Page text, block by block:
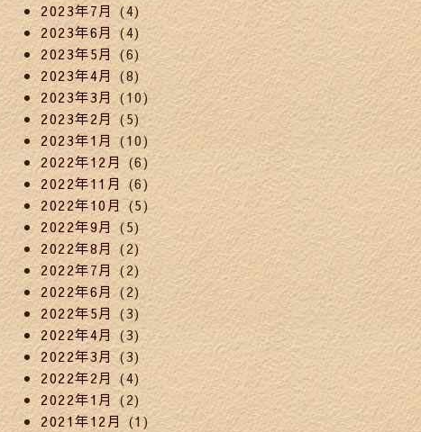
2023年7月 (4)
2023年6月(4)
2023年5月(6)
2023年4月 (8)
2023年3月 (10)
2023年2月(5)
2023年1月 (10)
2022年12月 (6)
2022年11月 (6)
2022年10月(5)
2022年9月 (5)
2022年8月 (2)
2022年7月 (2)
2022年6月(2)
2022年5月 (3)
2022年4月(3)
2022年3月(3)
2022年2月 (4)
2022年1月 (2)
2021年12月 (1)